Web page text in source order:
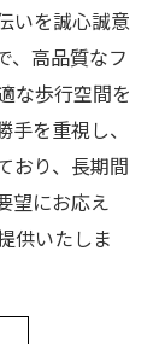
いを誠心誠意
、高品質なフ
な歩行空間を
を重視し、
おり、長期間
望にお応え
供いたしま